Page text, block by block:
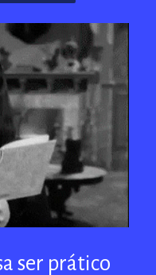
ser prático
ser prático